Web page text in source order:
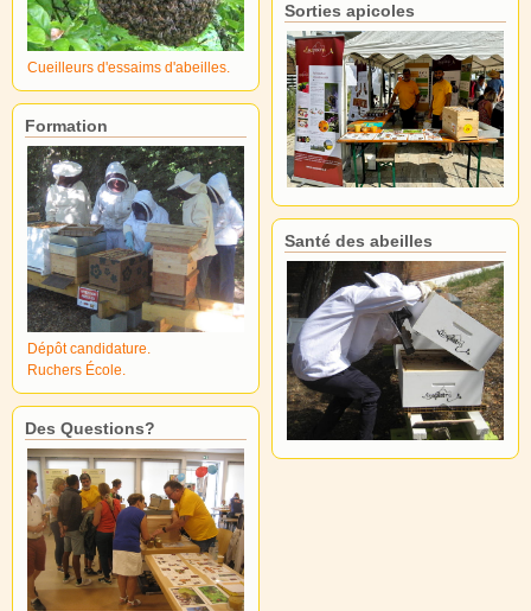
Cueilleurs d'essaims d'abeilles.
Formation
Dépôt candidature.
Ruchers École.
Des Questions?
Sorties apicoles
Santé des abeilles